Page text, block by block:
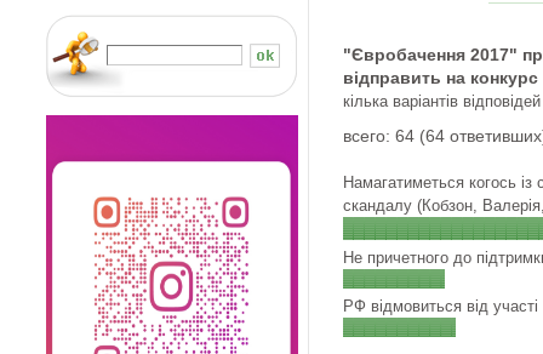
"Євробачення 2017"
відправить на конкурс
кілька варіантів відповідей
всего: 64 (64
Намагатиметься когось із
скандалу (Кобзон,
Не причетного до
РФ відмовиться від